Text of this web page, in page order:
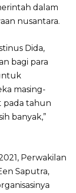
dalam
nusantara.
Dida,
bagi para
masing-
pada tahun
banyak,”
Perwakilan
Saputra,